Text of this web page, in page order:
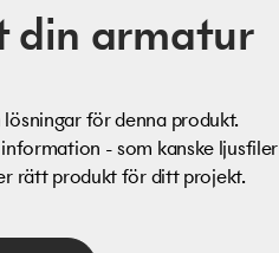
din armatur
för denna produkt.
- som kanske ljusfiler
rätt produkt för ditt projekt.